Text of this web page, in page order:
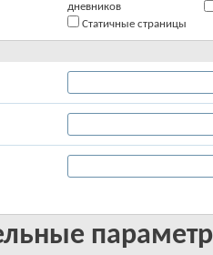
дневников
Статичные страницы